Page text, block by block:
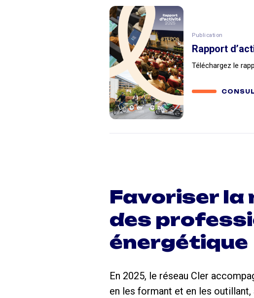
Publication
Rapport
Téléchargez le
Favoriser la
des
énergétique
En 2025, le réseau Cler
en les formant et en les